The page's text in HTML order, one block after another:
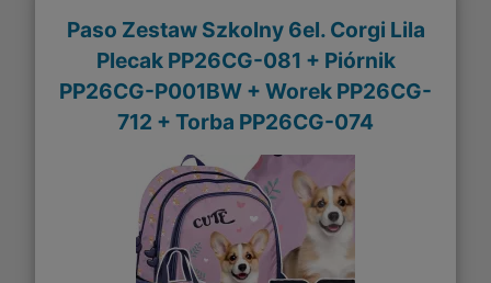
Paso Zestaw Szkolny 6el. Corgi Lila
Plecak PP26CG-081 + Piórnik
PP26CG-P001BW + Worek PP26CG-
712 + Torba PP26CG-074